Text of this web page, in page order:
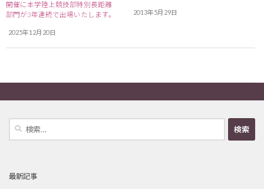
開催に本学陸上競技部特別長距離
部門が3年連続で出場いたします。
2025年12月20日
2013年5月29日
検
最新記事